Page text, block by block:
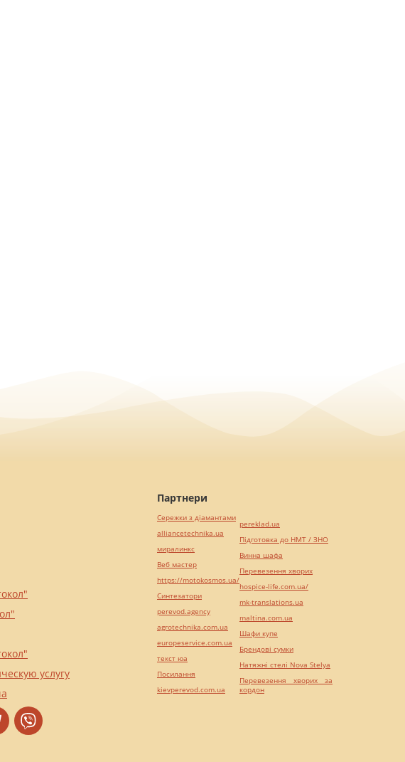
услугу
Партнери
Сережки з діамантами
alliancetechnika.ua
миралинкс
Веб мастер
https://motokosmos.ua/
Синтезатори
perevod.agency
agrotechnika.com.ua
europeservice.com.ua
текст юа
Посилання
kievperevod.com.ua
pereklad.ua
Підготовка до НМТ / ЗНО
Винна шафа
Перевезення хворих
hospice-life.com.ua/
mk-translations.ua
maltina.com.ua
Шафи купе
Брендові сумки
Натяжні стелі Nova Stelya
Перевезення хворих за
кордон